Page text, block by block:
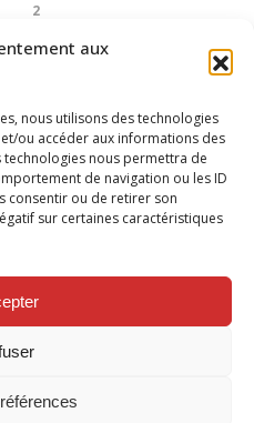
aux
nous utilisons des technologies
ou accéder aux informations des
nous permettra de
de navigation ou les ID
consentir ou de retirer son
sur certaines caractéristiques
2